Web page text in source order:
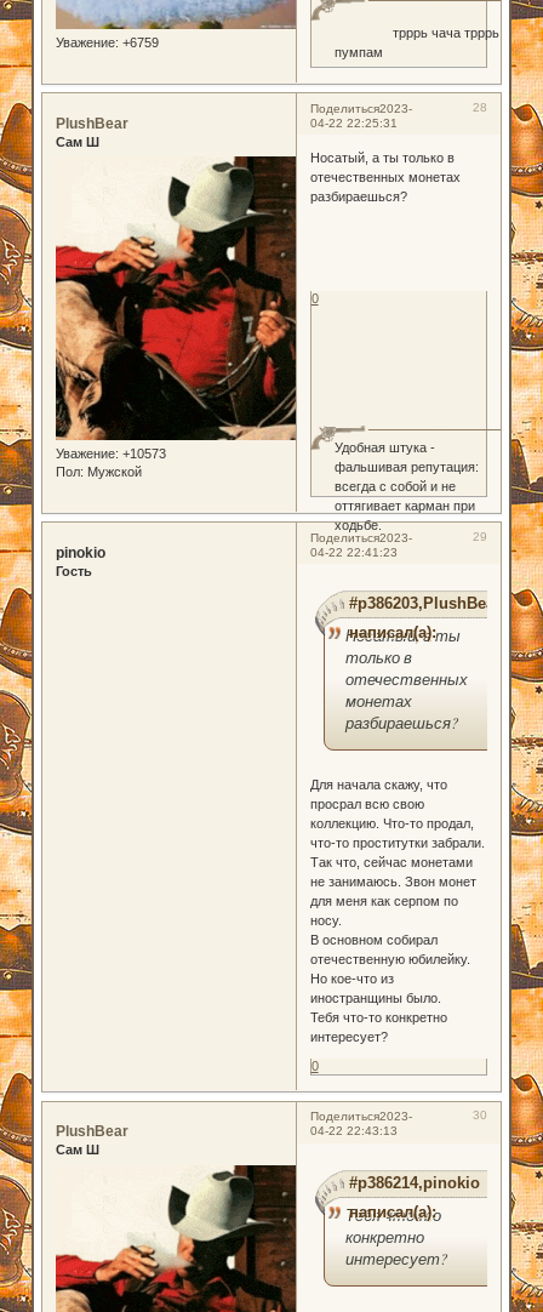
Уважение: +6759
трррь чача трррь
пумпам
Поделиться 28
2023-
04-22 22:25:31
PlushBear
Сам Ш
Уважение: +10573
Пол: Мужской
Носатый, а ты только в
отечественных монетах
разбираешься?
Удобная штука -
фальшивая репутация:
всегда с собой и не
оттягивает карман при
ходьбе.
0
Поделиться 29
2023-
04-22 22:41:23
pinokio
Гость
#p386203,PlushBear
написал(а):
Носатый, а ты
только в
отечественных
монетах
разбираешься?
Для начала скажу, что
просрал всю свою
коллекцию. Что-то продал,
что-то проститутки забрали.
Так что, сейчас монетами
не занимаюсь. Звон монет
для меня как серпом по
носу.
В основном собирал
отечественную юбилейку.
Но кое-что из
иностранщины было.
Тебя что-то конкретно
интересует?
0
Поделиться 30
2023-
04-22 22:43:13
PlushBear
Сам Ш
#p386214,pinokio
написал(а):
Тебя что-то
конкретно
интересует?